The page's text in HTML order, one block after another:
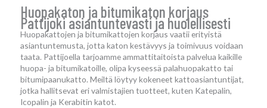
Huopakaton ja bitumikaton korjaus
Pattijoki asiantuntevasti ja huolellisesti
Huopakattojen ja bitumikattojen korjaus vaatii erityistä
asiantuntemusta, jotta katon kestävyys ja toimivuus voidaan
taata. Pattijoella tarjoamme ammattitaitoista palvelua kaikille
huopa- ja bitumikatoille, olipa kyseessä palahuopakatto tai
bitumipaanukatto. Meiltä löytyy kokeneet kattoasiantuntijat,
jotka hallitsevat eri valmistajien tuotteet, kuten Katepalin,
Icopalin ja Kerabitin katot.